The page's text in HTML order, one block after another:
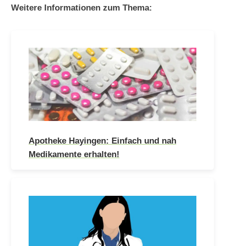
Weitere Informationen zum Thema:
Apotheke Hayingen: Einfach und nah
Medikamente erhalten!